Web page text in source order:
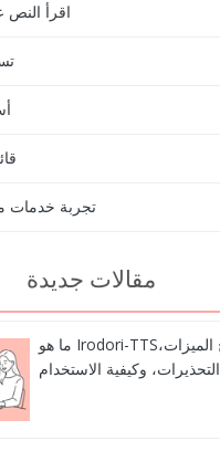
اقرأ النص
تجربة خدمات
مقالات جديدة
ما هو Irodori-TTS؟ شرح الميزات،
التحذيرات، وكيفية الاستخدام